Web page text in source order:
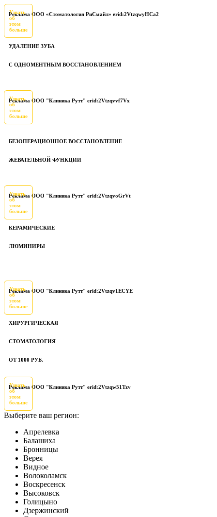
Реклама ООО «Стоматология РиСмайл» erid:2VtzqwyHCa2
Узнать
об
этом
больше
УДАЛЕНИЕ ЗУБА
С ОДНОМЕНТНЫМ ВОССТАНОВЛЕНИЕМ
Реклама ООО "Клиника Рутт" erid:2Vtzqvvf7Vx
Узнать
об
этом
больше
БЕЗОПЕРАЦИОННОЕ ВОССТАНОВЛЕНИЕ
ЖЕВАТЕЛЬНОЙ ФУНКЦИИ
Реклама ООО "Клиника Рутт" erid:2VtzqvoGrVt
Узнать
об
этом
больше
КЕРАМИЧЕСКИЕ
ЛЮМИНИРЫ
Реклама ООО "Клиника Рутт" erid:2Vtzqv1ECYE
Узнать
об
этом
больше
ХИРУРГИЧЕСКАЯ
СТОМАТОЛОГИЯ
ОТ 1000 РУБ.
Реклама ООО "Клиника Рутт" erid:2Vtzqw51Tzv
Узнать
об
этом
больше
Выберите ваш регион:
Апрелевка
Балашиха
Бронницы
Верея
Видное
Волоколамск
Воскресенск
Высоковск
Голицыно
Дзержинский